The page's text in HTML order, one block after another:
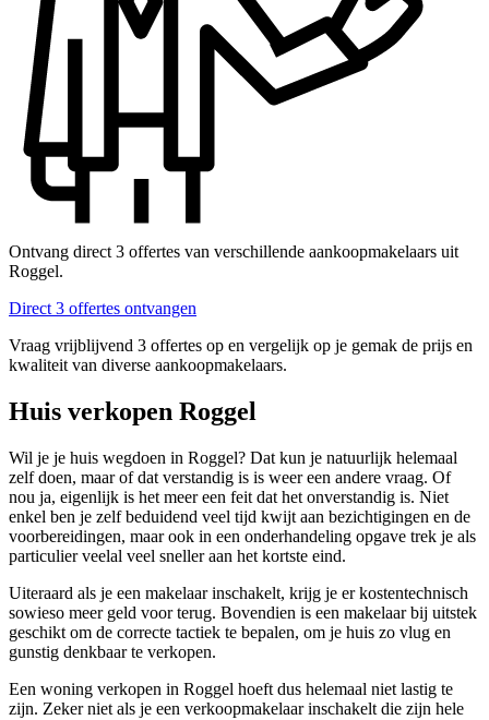
Ontvang direct 3 offertes van verschillende aankoopmakelaars uit
Roggel.
Direct 3 offertes ontvangen
Vraag vrijblijvend 3 offertes op en vergelijk op je gemak de prijs en
kwaliteit van diverse aankoopmakelaars.
Huis verkopen Roggel
Wil je je huis wegdoen in Roggel? Dat kun je natuurlijk helemaal
zelf doen, maar of dat verstandig is is weer een andere vraag. Of
nou ja, eigenlijk is het meer een feit dat het onverstandig is. Niet
enkel ben je zelf beduidend veel tijd kwijt aan bezichtigingen en de
voorbereidingen, maar ook in een onderhandeling opgave trek je als
particulier veelal veel sneller aan het kortste eind.
Uiteraard als je een makelaar inschakelt, krijg je er kostentechnisch
sowieso meer geld voor terug. Bovendien is een makelaar bij uitstek
geschikt om de correcte tactiek te bepalen, om je huis zo vlug en
gunstig denkbaar te verkopen.
Een woning verkopen in Roggel hoeft dus helemaal niet lastig te
zijn. Zeker niet als je een verkoopmakelaar inschakelt die zijn hele